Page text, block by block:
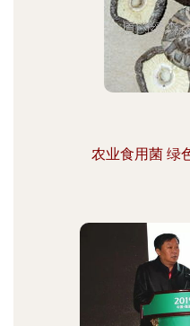
农业食用菌 绿